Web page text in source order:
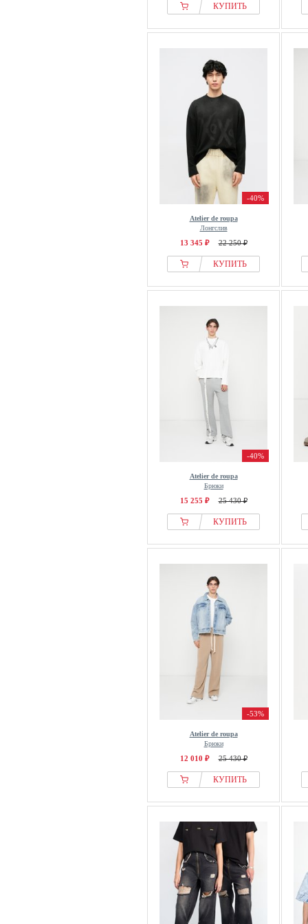
КУПИТЬ
-40%
Atelier de roupa
Лонгслив
13 345 ₽ 22 250 ₽
КУПИТЬ
-40%
Atelier de roupa
Брюки
15 255 ₽ 25 430 ₽
КУПИТЬ
-53%
Atelier de roupa
Брюки
12 010 ₽ 25 430 ₽
КУПИТЬ